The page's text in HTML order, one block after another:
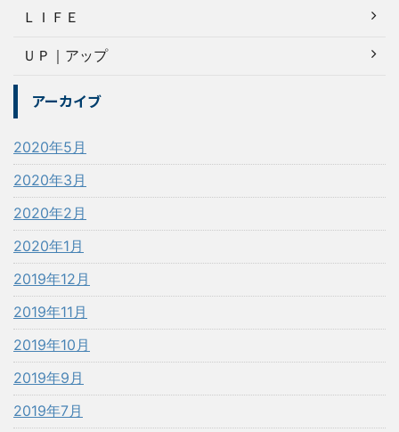
ＬＩＦＥ
ＵＰ｜アップ
アーカイブ
2020年5月
2020年3月
2020年2月
2020年1月
2019年12月
2019年11月
2019年10月
2019年9月
2019年7月